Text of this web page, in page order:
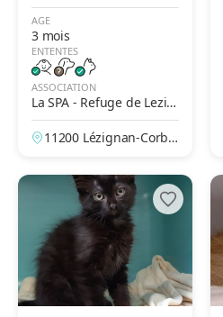
AGE
3 mois
ENTENTES
ASSOCIATION
La SPA - Refuge de Lezig
nan Corbières
11200 Lézignan-Corbiè